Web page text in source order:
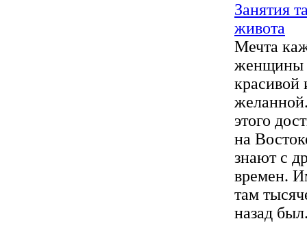
Занятия
живота
Мечта
женщины
красивой
этого
на
знают с
времен.
там
назад